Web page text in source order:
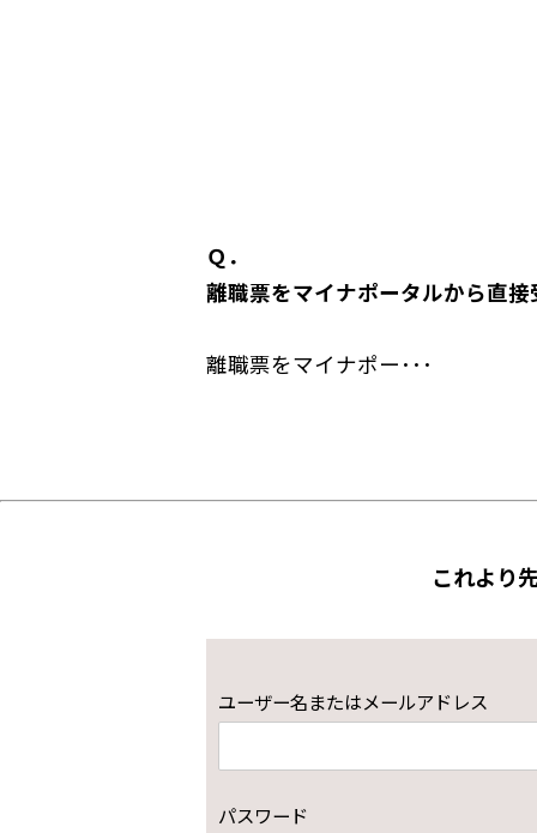
Ｑ．
離職票をマイナポータルから直
離職票をマイナポー･･･
これより
ユーザー名またはメールアドレス
パスワード